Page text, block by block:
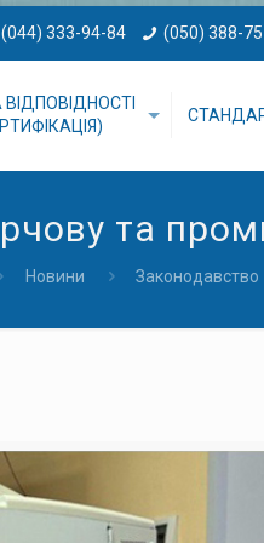
(044) 333-94-84 (050) 388-
ВІДПОВІДНОСТІ
та
Новини Законодавство